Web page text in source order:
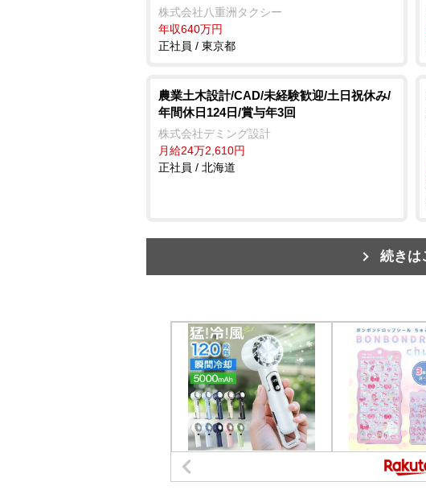
依頼日々増加！配車依頼がアプリでどんど
ん入ります！小田急線・東急田園都市沿線
にお住まいの方必見☆ 未経験者の方も安
♪「 経験者対象で入社20万円支給！」シフ
トの相談も親身に対応！自分のペースで働
くことができますよ♪
株式会社八重洲タクシー
年収640万円
正社員 / 東京都
農業土木設計/CAD/未経験歓迎/土日祝休み/
年間休日124日/賞与年3回
株式会社デミング設計
月給24万2,610円
正社員 / 北海道
続きは